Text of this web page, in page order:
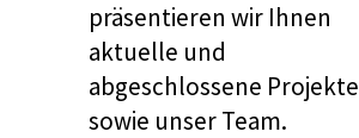
präsentieren wir Ihnen
aktuelle und
abgeschlossene Projekte
sowie unser Team.